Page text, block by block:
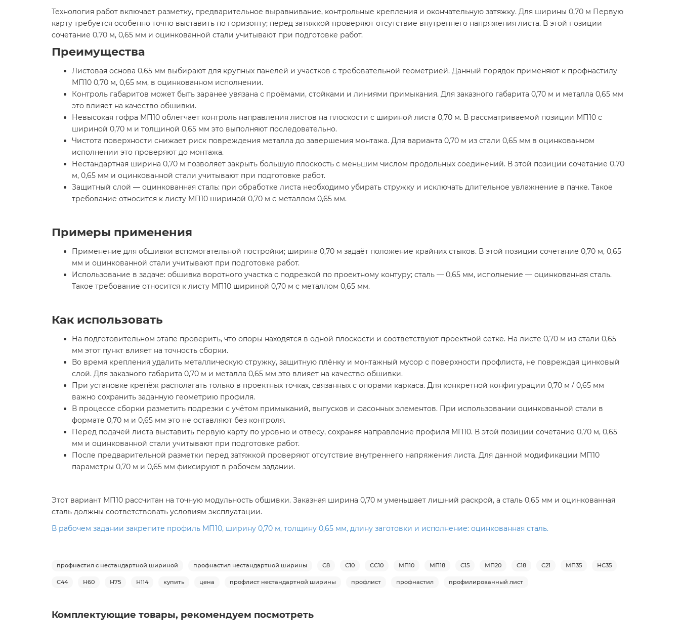
Технология работ включает разметку, предварительное выравнивание, контрольные крепления и окончательную затяжку. Для ширины 0,70 м Первую
карту требуется особенно точно выставить по горизонту; перед затяжкой проверяют отсутствие внутреннего напряжения листа. В этой позиции
сочетание 0,70 м, 0,65 мм и оцинкованной стали учитывают при подготовке работ.
Преимущества
Листовая основа 0,65 мм выбирают для крупных панелей и участков с требовательной геометрией. Данный порядок применяют к профнастилу
МП10 0,70 м, 0,65 мм, в оцинкованном исполнении.
Контроль габаритов может быть заранее увязана с проёмами, стойками и линиями примыкания. Для заказного габарита 0,70 м и металла 0,65 мм
это влияет на качество обшивки.
Невысокая гофра МП10 облегчает контроль направления листов на плоскости с шириной листа 0,70 м. В рассматриваемой позиции МП10 с
шириной 0,70 м и толщиной 0,65 мм это выполняют последовательно.
Чистота поверхности снижает риск повреждения металла до завершения монтажа. Для варианта 0,70 м из стали 0,65 мм в оцинкованном
исполнении это проверяют до монтажа.
Нестандартная ширина 0,70 м позволяет закрыть большую плоскость с меньшим числом продольных соединений. В этой позиции сочетание 0,70
м, 0,65 мм и оцинкованной стали учитывают при подготовке работ.
Защитный слой — оцинкованная сталь: при обработке листа необходимо убирать стружку и исключать длительное увлажнение в пачке. Такое
требование относится к листу МП10 шириной 0,70 м с металлом 0,65 мм.
Примеры применения
Применение для обшивки вспомогательной постройки; ширина 0,70 м задаёт положение крайних стыков. В этой позиции сочетание 0,70 м, 0,65
мм и оцинкованной стали учитывают при подготовке работ.
Использование в задаче: обшивка воротного участка с подрезкой по проектному контуру; сталь — 0,65 мм, исполнение — оцинкованная сталь.
Такое требование относится к листу МП10 шириной 0,70 м с металлом 0,65 мм.
Как использовать
На подготовительном этапе проверить, что опоры находятся в одной плоскости и соответствуют проектной сетке. На листе 0,70 м из стали 0,65
мм этот пункт влияет на точность сборки.
Во время крепления удалить металлическую стружку, защитную плёнку и монтажный мусор с поверхности профлиста, не повреждая цинковый
слой. Для заказного габарита 0,70 м и металла 0,65 мм это влияет на качество обшивки.
При установке крепёж располагать только в проектных точках, связанных с опорами каркаса. Для конкретной конфигурации 0,70 м / 0,65 мм
важно сохранить заданную геометрию профиля.
В процессе сборки разметить подрезки с учётом примыканий, выпусков и фасонных элементов. При использовании оцинкованной стали в
формате 0,70 м и 0,65 мм это не оставляют без контроля.
Перед подачей листа выставить первую карту по уровню и отвесу, сохраняя направление профиля МП10. В этой позиции сочетание 0,70 м, 0,65
мм и оцинкованной стали учитывают при подготовке работ.
После предварительной разметки перед затяжкой проверяют отсутствие внутреннего напряжения листа. Для данной модификации МП10
параметры 0,70 м и 0,65 мм фиксируют в рабочем задании.
Этот вариант МП10 рассчитан на точную модульность обшивки. Заказная ширина 0,70 м уменьшает лишний раскрой, а сталь 0,65 мм и оцинкованная
сталь должны соответствовать условиям эксплуатации.
В рабочем задании закрепите профиль МП10, ширину 0,70 м, толщину 0,65 мм, длину заготовки и исполнение: оцинкованная сталь.
профнастил с нестандартной шириной профнастил нестандартной ширины С8 С10 СС10 МП10 МП18 С15 МП20 С18 С21 МП35 НС35
С44 Н60 Н75 Н114 купить цена профлист нестандартной ширины профлист профнастил профилированный лист
Комплектующие товары, рекомендуем посмотреть